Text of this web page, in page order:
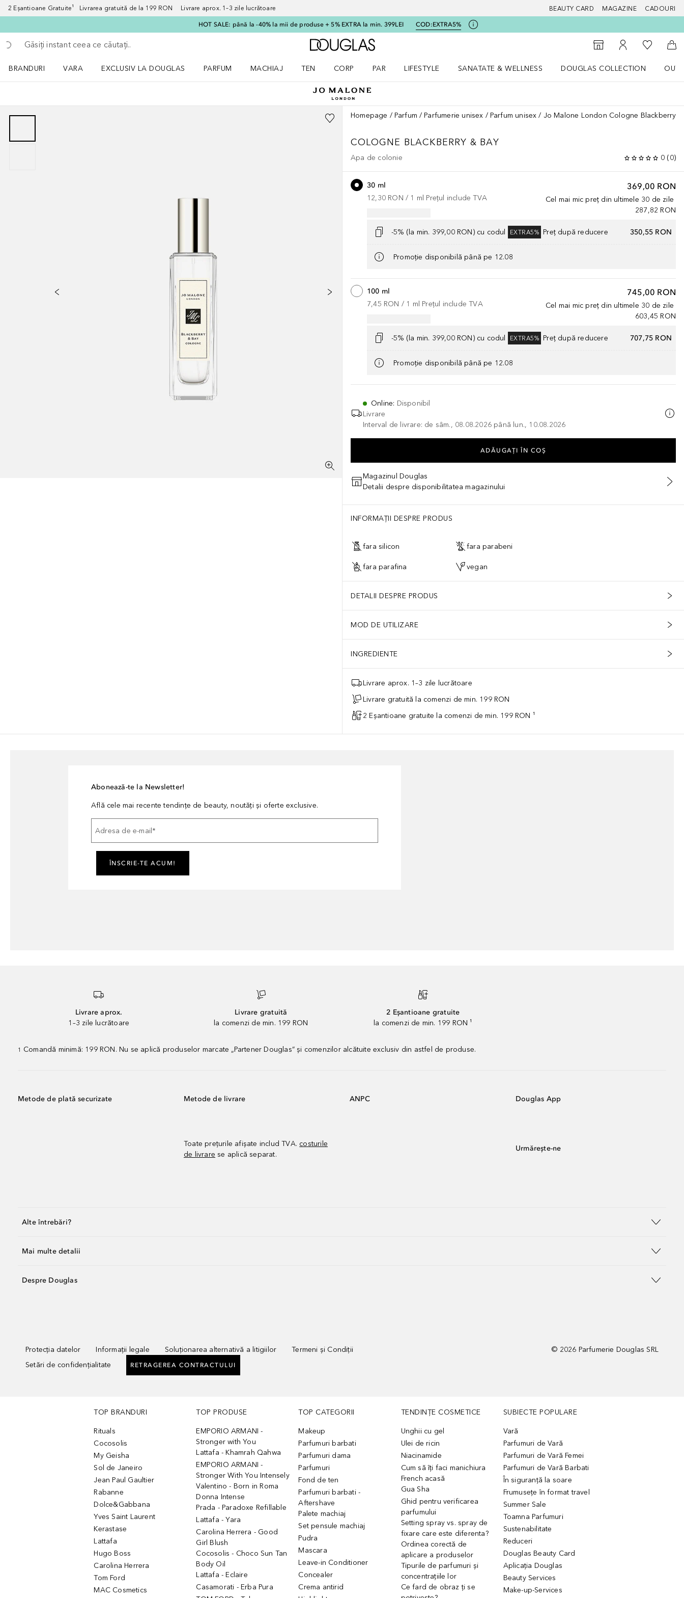
2 Eșantioane Gratuite¹ Livrarea gratuită de la 199 RON Livrare aprox. 1–3 zile lucrătoare BEAUTY CARD MAGAZINE CADOURI
HOT SALE: până la -40% la mii de produse + 5% EXTRA la min. 399LEI COD:EXTRA5%
Înapoi
Executați căutarea
Către pagina principală Douglas
Către Găsire magazin
Către Contul meu
Către
BRANDURI
VARA
EXCLUSIV LA DOUGLAS
PARFUM
MACHIAJ
TEN
CORP
PAR
LIFESTYLE
SANATATE & WELLNESS
DOUGLAS COLLECTION
Homepage Parfum Parfumerie unisex Parfum unisex Jo Malone London Cologne Blackberry
COLOGNE BLACKBERRY & BAY
Apa de colonie 0 (0)
369,00 RON
Cel mai mic preț din ultimele 30 de zile
287,82 RON
30 ml
12,30 RON / 1 ml Prețul include TVA
-5% (la min. 399,00 RON) cu codul EXTRA5% Preț după reducere 350,55 RON
Promoție disponibilă până pe 12.08
745,00 RON
Cel mai mic preț din ultimele 30 de zile
603,45 RON
100 ml
7,45 RON / 1 ml Prețul include TVA
-5% (la min. 399,00 RON) cu codul EXTRA5% Preț după reducere 707,75 RON
Promoție disponibilă până pe 12.08
Online: Disponibil
Livrare
Interval de livrare: de sâm., 08.08.2026 până lun., 10.08.2026
ADĂUGAȚI ÎN COŞ
Magazinul Douglas
Detalii despre disponibilitatea magazinului
INFORMAȚII DESPRE PRODUS
fara silicon fara parabeni
fara parafina vegan
DETALII DESPRE PRODUS
MOD DE UTILIZARE
INGREDIENTE
Livrare aprox. 1–3 zile lucrătoare
Livrare gratuită la comenzi de min. 199 RON
2 Eșantioane gratuite la comenzi de min. 199 RON ¹
Abonează-te la Newsletter!
Află cele mai recente tendințe de beauty, noutăți și oferte exclusive.
Adresa de e-mail *
ÎNSCRIE-TE ACUM!
Livrare aprox.
1–3 zile lucrătoare
Livrare gratuită
la comenzi de min. 199 RON
2 Eșantioane gratuite
la comenzi de min. 199 RON ¹
1 Comandă minimă: 199 RON. Nu se aplică produselor marcate „Partener Douglas” și comenzilor alcătuite exclusiv din astfel de produse.
Metode de plată securizate Metode de livrare
Toate prețurile afișate includ TVA. costurile
de livrare se aplică separat.
ANPC Douglas App
Urmărește-ne
Alte întrebări?
Mai multe detalii
Despre Douglas
Protecția datelor Informații legale Soluționarea alternativă a litigiilor
Termeni și Condiții
Setări de confidențialitate
RETRAGEREA CONTRACTULUI
© 2026 Parfumerie Douglas SRL
TOP BRANDURI
Rituals
Cocosolis
My Geisha
Sol de Janeiro
Jean Paul Gaultier
Rabanne
Dolce&Gabbana
Yves Saint Laurent
Kerastase
Lattafa
Hugo Boss
Carolina Herrera
Tom Ford
MAC Cosmetics
TOP PRODUSE
EMPORIO ARMANI -
Stronger with You
Lattafa - Khamrah Qahwa
EMPORIO ARMANI -
Stronger With You Intensely
Valentino - Born in Roma
Donna Intense
Prada - Paradoxe Refillable
Lattafa - Yara
Carolina Herrera - Good
Girl Blush
Cocosolis - Choco Sun Tan
Body Oil
Lattafa - Eclaire
Casamorati - Erba Pura
TOP CATEGORII
Makeup
Parfumuri barbati
Parfumuri dama
Parfumuri
Fond de ten
Parfumuri barbati -
Aftershave
Palete machiaj
Set pensule machiaj
Pudra
Mascara
Leave-in Conditioner
Concealer
Crema antirid
TENDINȚE COSMETICE
Unghii cu gel
Ulei de ricin
Niacinamide
Cum să îți faci manichiura
French acasă
Gua Sha
Ghid pentru verificarea
parfumului
Setting spray vs. spray de
fixare care este diferenta?
Ordinea corectă de
aplicare a produselor
Tipurile de parfumuri și
concentrațiile lor
Ce fard de obraz ți se
SUBIECTE POPULARE
Vară
Parfumuri de Vară
Parfumuri de Vară Femei
Parfumuri de Vară Barbati
În siguranță la soare
Frumusețe în format travel
Summer Sale
Toamna Parfumuri
Sustenabilitate
Reduceri
Douglas Beauty Card
Aplicația Douglas
Beauty Services
Make-up-Services